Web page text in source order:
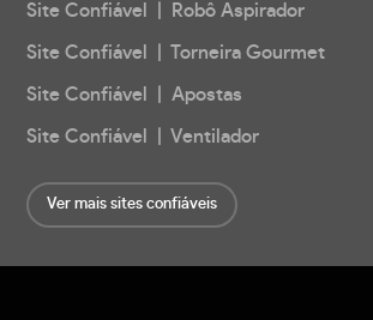
Site Confiável | Robô Aspirador
Site Confiável | Torneira Gourmet
Site Confiável | Apostas
Site Confiável | Ventilador
Ver mais sites confiáveis